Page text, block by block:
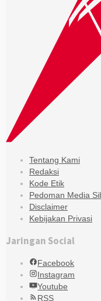
Tentang Kami
Redaksi
Kode Etik
Pedoman Media
Disclaimer
Kebijakan Privasi
Jaringan Social
Facebook
Instagram
Youtube
RSS